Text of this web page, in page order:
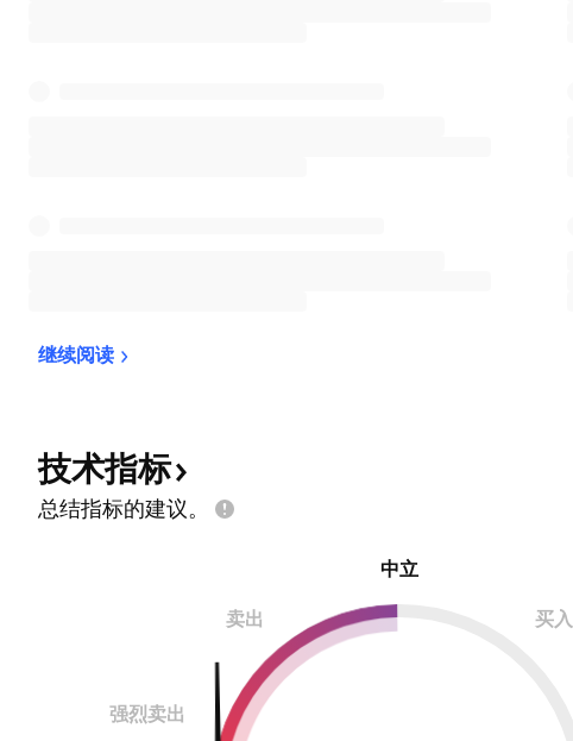
继续阅读
技术指标
总结指标的建议。
中立
卖出 买入
强烈卖出